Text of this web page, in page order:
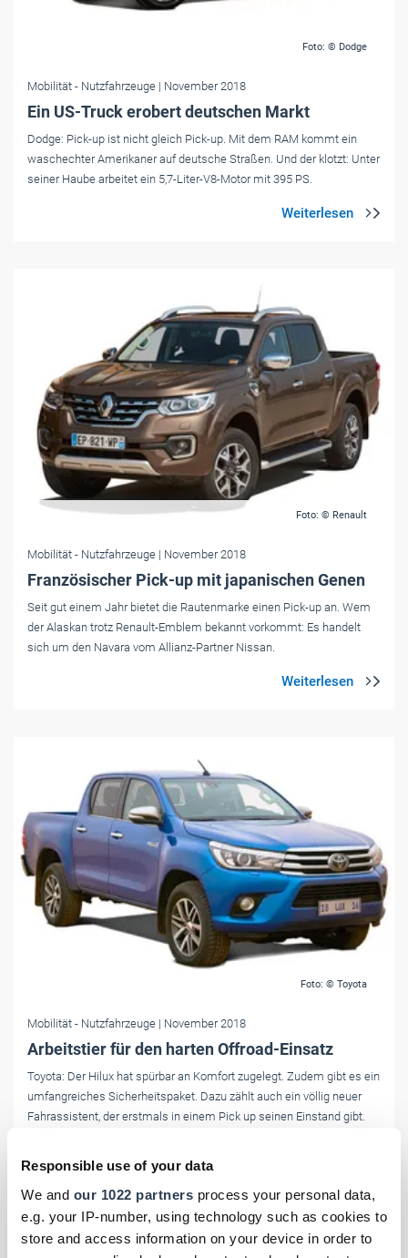
Responsible use of your data
We and our 1022 partners process your personal data,
e.g. your IP-number, using technology such as cookies to
store and access information on your device in order to
Foto: © Dodge
Mobilität - Nutzfahrzeuge | November 2018
Ein US-Truck erobert deutschen Markt
Dodge: Pick-up ist nicht gleich Pick-up. Mit dem RAM kommt ein
waschechter Amerikaner auf deutsche Straßen. Und der klotzt: Unter
seiner Haube arbeitet ein 5,7-Liter-V8-Motor mit 395 PS.
Foto: © Renault
Mobilität - Nutzfahrzeuge | November 2018
Französischer Pick-up mit japanischen Genen
Seit gut einem Jahr bietet die Rautenmarke einen Pick-up an. Wem
der Alaskan trotz Renault-Emblem bekannt vorkommt: Es handelt
sich um den Navara vom Allianz-Partner Nissan.
Foto: © Toyota
Mobilität - Nutzfahrzeuge | November 2018
Arbeitstier für den harten Offroad-Einsatz
Toyota: Der Hilux hat spürbar an Komfort zugelegt. Zudem gibt es ein
umfangreiches Sicherheitspaket. Dazu zählt auch ein völlig neuer
Fahrassistent, der erstmals in einem Pick up seinen Einstand gibt.